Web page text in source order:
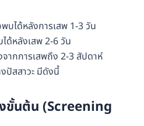
บได้หลังการเสพ 1-3 วัน
ด้หลังเสพ 2-6 วัน
ากการเสพถึง 2-3 สัปดาห์
ปัสสาวะ มีดังนี้
ขั้นต้น (Screening